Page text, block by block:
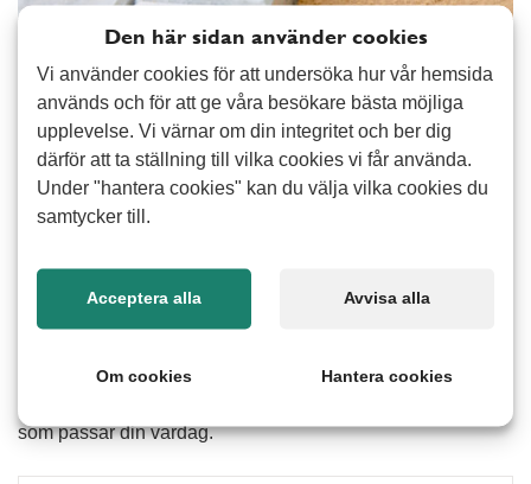
Hur fungerar hjälp med stenläggning
Att lägga sten kräver både tid och noggrannhet för att
resultatet ska bli bra. Med hjälp av våra erfarna seniorer får
du en lösning som anpassas efter din trädgård och dina
behov. Du kan få hjälp med mindre projekt som uteplats,
Vill du ha hjälp med stenläggning? Fyll i formuläret så
som passar din vardag.
Den här sidan använder cookies
Vi använder cookies för att undersöka hur vår hemsida
används och för att ge våra besökare bästa möjliga
upplevelse. Vi värnar om din integritet och ber dig
därför att ta ställning till vilka cookies vi får använda.
Under "hantera cookies" kan du välja vilka cookies du
samtycker till.
Acceptera alla Avvisa alla
Om cookies Hantera cookies